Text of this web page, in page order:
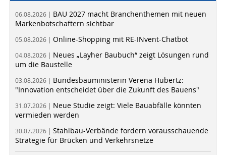
06.08.2026 | BAU 2027 macht Branchenthemen mit neuen
Markenbotschaftern sichtbar
05.08.2026 | Online-Shopping mit RE-INvent-Chatbot
04.08.2026 | Neues „Layher Baubuch“ zeigt Lösungen rund
um die Baustelle
03.08.2026 | Bundesbauministerin Verena Hubertz:
"Innovation entscheidet über die Zukunft des Bauens"
31.07.2026 | Neue Studie zeigt: Viele Bauabfälle könnten
vermieden werden
30.07.2026 | Stahlbau-Verbände fordern vorausschauende
Strategie für Brücken und Verkehrsnetze